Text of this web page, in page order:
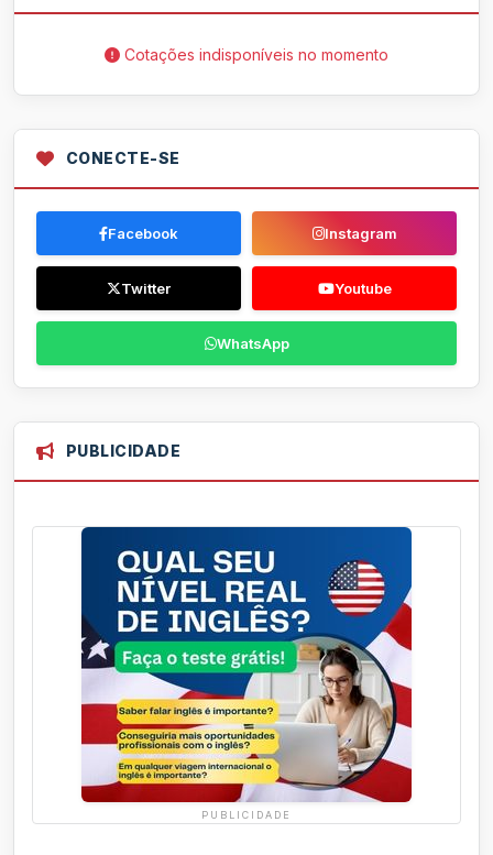
Cotações indisponíveis no momento
CONECTE-SE
Facebook Instagram
Twitter Youtube
WhatsApp
PUBLICIDADE
PUBLICIDADE